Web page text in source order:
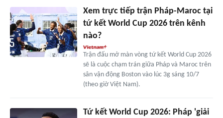
Xem trực tiếp trận Pháp-Maroc tại
tứ kết World Cup 2026 trên kênh
nào?
Trận đấu mở màn vòng tứ kết World Cup 2026
sẽ là cuộc chạm trán giữa Pháp và Maroc trên
sân vận động Boston vào lúc 3g sáng 10/7
(theo giờ Việt Nam).
Tứ kết World Cup 2026: Pháp 'giải